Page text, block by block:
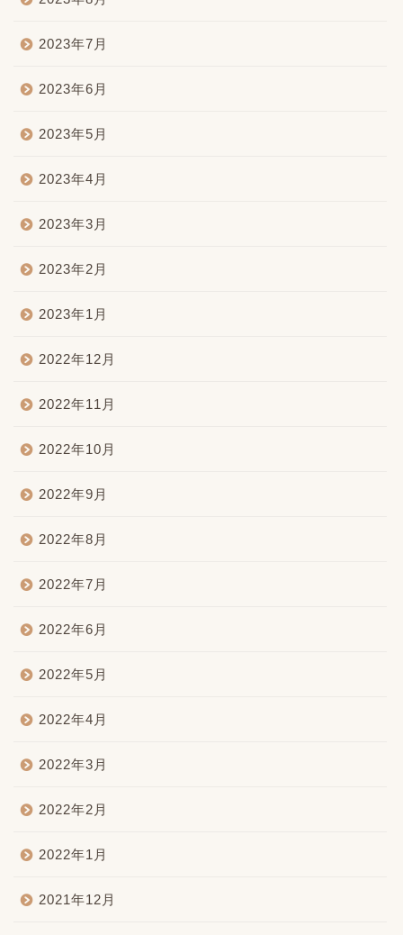
2023年7月
2023年6月
2023年5月
2023年4月
2023年3月
2023年2月
2023年1月
2022年12月
2022年11月
2022年10月
2022年9月
2022年8月
2022年7月
2022年6月
2022年5月
2022年4月
2022年3月
2022年2月
2022年1月
2021年12月